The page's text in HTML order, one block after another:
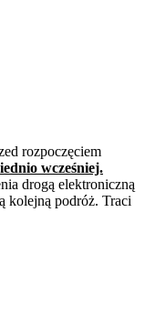
rozpoczęciem
wcześniej.
drogą elektroniczną
kolejną podróż. Traci